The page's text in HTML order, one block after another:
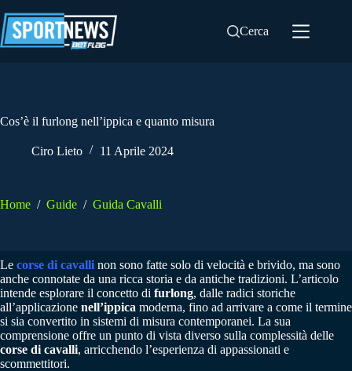
al
contenuto
Cerca
Cos’è il furlong nell’ippica e quanto misura
Ciro Lieto 11 Aprile 2024
Home / Guide / Guida Cavalli
Le corse di cavalli non sono fatte solo di velocità e brivido, ma sono
anche connotate da una ricca storia e da antiche tradizioni. L’articolo
intende esplorare il concetto di furlong, dalle radici storiche
all’applicazione nell’ippica moderna, fino ad arrivare a come il termine
si sia convertito in sistemi di misura contemporanei. La sua
comprensione offre un punto di vista diverso sulla complessità delle
corse di cavalli, arricchendo l’esperienza di appassionati e
scommettitori.